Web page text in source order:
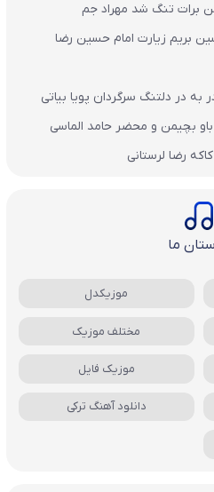
برات تنگ شد مهراد جم
بریم زیارت امام حسین رضا
در دلتنگ سرگردان پویا بیاتی
بچیمن و محضر حامد الماسی
رضا لرستانی
ما
موزیکدل
مختلف موزیک
موزیک فایل
دانلود آهنگ ترکی